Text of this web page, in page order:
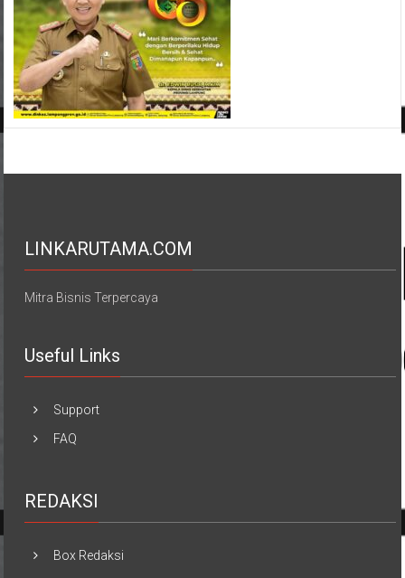
LINKARUTAMA.COM
Mitra Bisnis Terpercaya
Useful Links
Support
FAQ
REDAKSI
Box Redaksi